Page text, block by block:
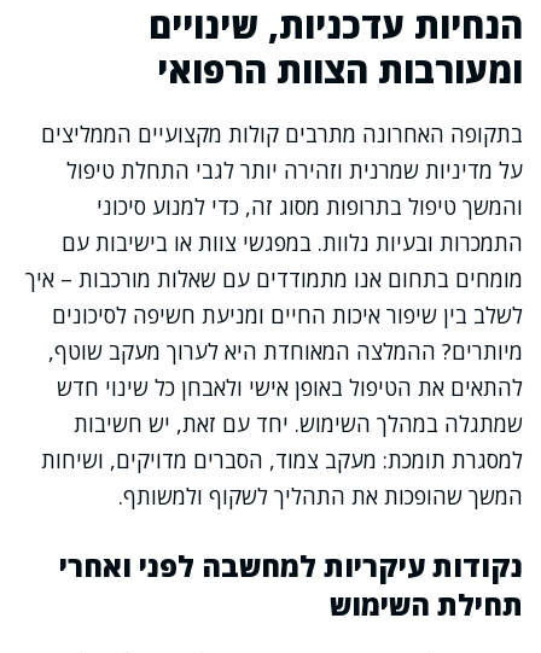
הנחיות עדכניות, שינויים
ומעורבות הצוות הרפואי
בתקופה האחרונה מתרבים קולות מקצועיים הממליצים
על מדיניות שמרנית וזהירה יותר לגבי התחלת טיפול
והמשך טיפול בתרופות מסוג זה, כדי למנוע סיכוני
התמכרות ובעיות נלוות. במפגשי צוות או בישיבות עם
מומחים בתחום אנו מתמודדים עם שאלות מורכבות – איך
לשלב בין שיפור איכות החיים ומניעת חשיפה לסיכונים
מיותרים? ההמלצה המאוחדת היא לערוך מעקב שוטף,
להתאים את הטיפול באופן אישי ולאבחן כל שינוי חדש
שמתגלה במהלך השימוש. יחד עם זאת, יש חשיבות
למסגרת תומכת: מעקב צמוד, הסברים מדויקים, ושיחות
המשך שהופכות את התהליך לשקוף ולמשותף.
נקודות עיקריות למחשבה לפני ואחרי
תחילת השימוש